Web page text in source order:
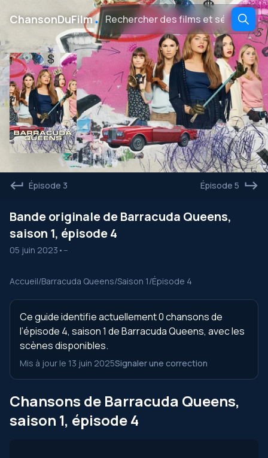
ChansonDuFilm․
Épisode 3 Épisode 5
Bande originale de Barracuda Queens,
saison 1, épisode 4
05 juin 2023 • --
Accueil/Barracuda Queens/Saison 1/Épisode 4
Ce guide identifie actuellement 0 chansons de
l’épisode 4, saison 1 de Barracuda Queens, avec les
scènes disponibles.
Mis à jour le 13 juin 2025Signaler une correction
Chansons de Barracuda Queens,
saison 1, épisode 4